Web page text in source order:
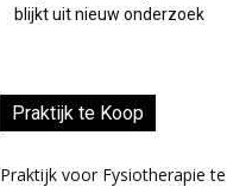
blijkt uit nieuw onderzoek
Praktijk te Koop
Praktijk voor Fysiotherapie